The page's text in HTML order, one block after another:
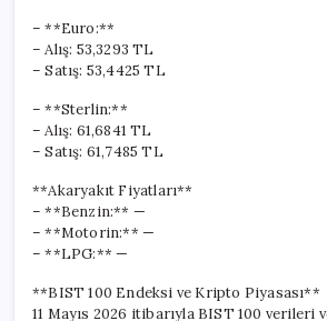
– **Euro:**
– Alış: 53,3293 TL
– Satış: 53,4425 TL
– **Sterlin:**
– Alış: 61,6841 TL
– Satış: 61,7485 TL
**Akaryakıt Fiyatları**
– **Benzin:** —
– **Motorin:** —
– **LPG:** —
**BIST 100 Endeksi ve Kripto Piyasası**
11 Mayıs 2026 itibarıyla BIST 100 verileri